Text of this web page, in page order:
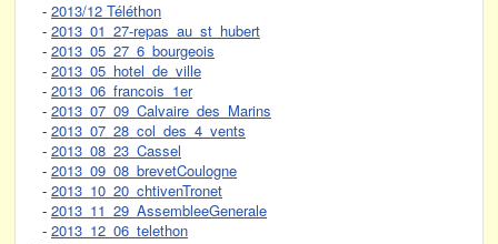
- 2013/12 Téléthon
- 2013_01_27-repas_au_st_hubert
- 2013_05_27_6_bourgeois
- 2013_05_hotel_de_ville
- 2013_06_francois_1er
- 2013_07_09_Calvaire_des_Marins
- 2013_07_28_col_des_4_vents
- 2013_08_23_Cassel
- 2013_09_08_brevetCoulogne
- 2013_10_20_chtivenTronet
- 2013_11_29_AssembleeGenerale
- 2013_12_06_telethon